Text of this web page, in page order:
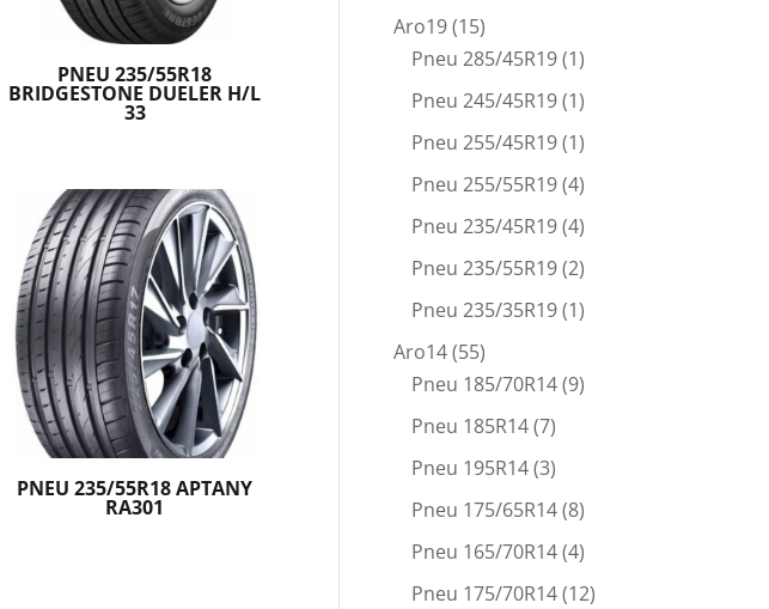
PNEU 235/55R18
BRIDGESTONE DUELER H/L
33
PNEU 235/55R18 APTANY
RA301
Aro19(15)
Pneu 285/45R19(1)
Pneu 245/45R19(1)
Pneu 255/45R19(1)
Pneu 255/55R19(4)
Pneu 235/45R19(4)
Pneu 235/55R19(2)
Pneu 235/35R19(1)
Aro14(55)
Pneu 185/70R14(9)
Pneu 185R14(7)
Pneu 195R14(3)
Pneu 175/65R14(8)
Pneu 165/70R14(4)
Pneu 175/70R14(12)